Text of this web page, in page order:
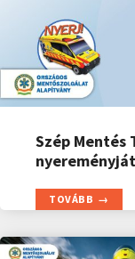
Szép Mentés
TOVÁBB